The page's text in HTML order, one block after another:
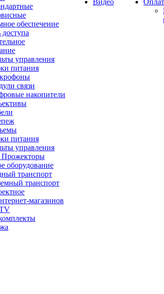
обеспечение
управления
питания
связи
накопители
питания
управления
оборудование
транспорт
транспорт
магазинов
Видео